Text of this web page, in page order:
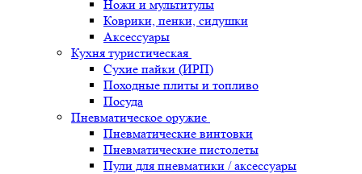
Ножи и мультитулы
Коврики, пенки, сидушки
Аксессуары
Кухня туристическая
Сухие пайки (ИРП)
Походные плиты и топливо
Посуда
Пневматическое оружие
Пневматические винтовки
Пневматические пистолеты
Пули для пневматики / аксессуары